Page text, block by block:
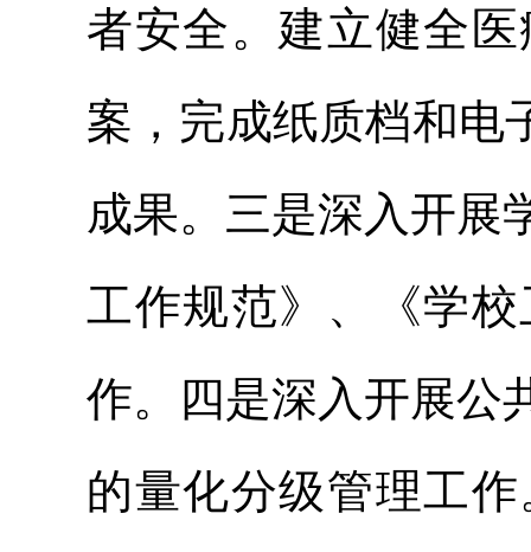
者安全。建立健全
案，完成纸质档和电
成果。三是深入开展
工作规范》、《学
作。四是深入开展公
的量化分级管理工